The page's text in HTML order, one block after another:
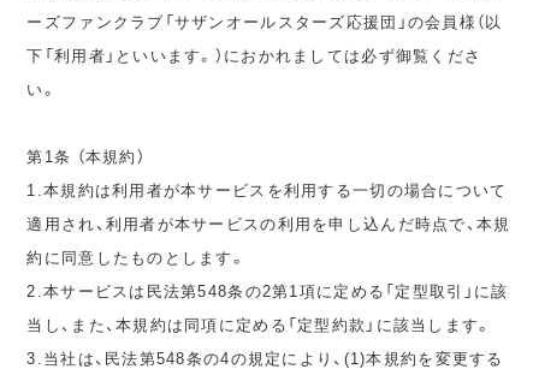
ーズファンクラブ「サザンオールスターズ応援団」の会員様（以
下「利用者」といいます。）におかれましては必ず御覧くださ
い。
第1条 （本規約）
1.本規約は利用者が本サービスを利用する一切の場合について
適用され、利用者が本サービスの利用を申し込んだ時点で、本規
約に同意したものとします。
2.本サービスは民法第548条の2第1項に定める「定型取引」に該
当し、また、本規約は同項に定める「定型約款」に該当します。
3.当社は、民法第548条の4の規定により、(1)本規約を変更する